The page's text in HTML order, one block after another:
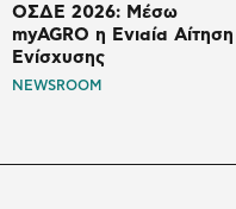
ΟΣΔΕ 2026: Μέσω
myAGRO η Ενιαία Αίτηση
Ενίσχυσης
NEWSROOM